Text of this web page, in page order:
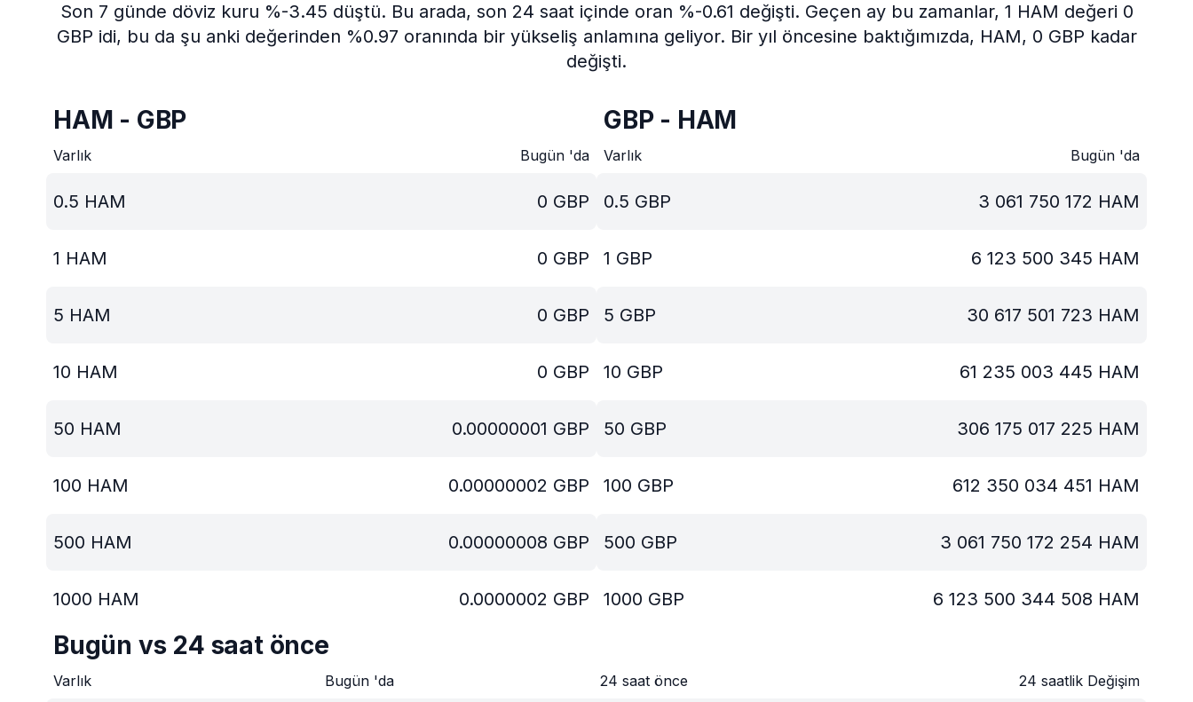
Son 7 günde döviz kuru %-3.45 düştü. Bu arada, son 24 saat içinde oran %-0.61 değişti. Geçen ay bu zamanlar, 1 HAM değeri 0
GBP idi, bu da şu anki değerinden %0.97 oranında bir yükseliş anlamına geliyor. Bir yıl öncesine baktığımızda, HAM, 0 GBP kadar
değişti.
HAM - GBP
Varlık Bugün 'da
0.5 HAM 0 GBP
1 HAM 0 GBP
5 HAM 0 GBP
10 HAM 0 GBP
50 HAM 0.00000001 GBP
100 HAM 0.00000002 GBP
500 HAM 0.00000008 GBP
1000 HAM 0.0000002 GBP
GBP - HAM
Varlık Bugün 'da
0.5 GBP 3 061 750 172 HAM
1 GBP 6 123 500 345 HAM
5 GBP 30 617 501 723 HAM
10 GBP 61 235 003 445 HAM
50 GBP 306 175 017 225 HAM
100 GBP 612 350 034 451 HAM
500 GBP 3 061 750 172 254 HAM
1000 GBP 6 123 500 344 508 HAM
Bugün vs 24 saat önce
Varlık Bugün 'da 24 saat önce 24 saatlik Değişim